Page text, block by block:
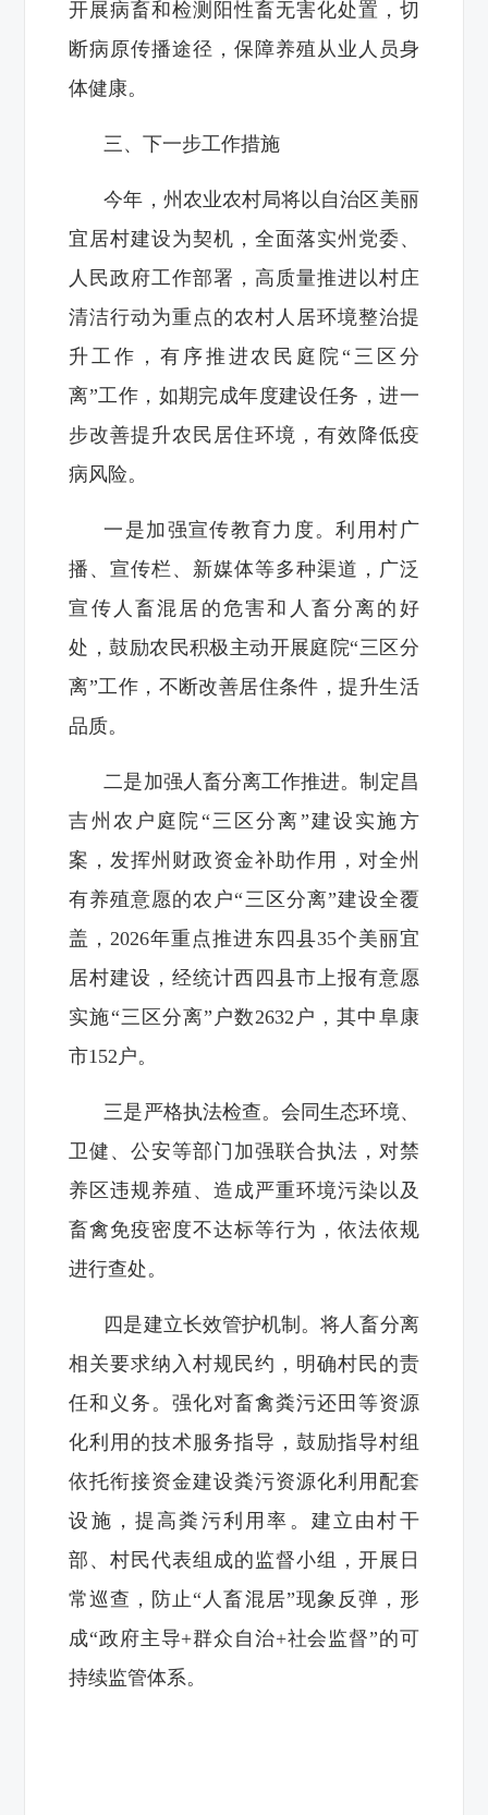
开展病畜和检测阳性畜无害化处置，切
断病原传播途径，保障养殖从业人员身
体健康。
三、下一步工作措施
今年，州农业农村局将以自治区美丽
宜居村建设为契机，全面落实州党委、
人民政府工作部署，高质量推进以村庄
清洁行动为重点的农村人居环境整治提
升工作，有序推进农民庭院“三区分
离”工作，如期完成年度建设任务，进一
步改善提升农民居住环境，有效降低疫
病风险。
一是加强宣传教育力度。利用村广
播、宣传栏、新媒体等多种渠道，广泛
宣传人畜混居的危害和人畜分离的好
处，鼓励农民积极主动开展庭院“三区分
离”工作，不断改善居住条件，提升生活
品质。
二是加强人畜分离工作推进。制定昌
吉州农户庭院“三区分离”建设实施方
案，发挥州财政资金补助作用，对全州
有养殖意愿的农户“三区分离”建设全覆
盖，2026年重点推进东四县35个美丽宜
居村建设，经统计西四县市上报有意愿
实施“三区分离”户数2632户，其中阜康
市152户。
三是严格执法检查。会同生态环境、
卫健、公安等部门加强联合执法，对禁
养区违规养殖、造成严重环境污染以及
畜禽免疫密度不达标等行为，依法依规
进行查处。
四是建立长效管护机制。将人畜分离
相关要求纳入村规民约，明确村民的责
任和义务。强化对畜禽粪污还田等资源
化利用的技术服务指导，鼓励指导村组
依托衔接资金建设粪污资源化利用配套
设施，提高粪污利用率。建立由村干
部、村民代表组成的监督小组，开展日
常巡查，防止“人畜混居”现象反弹，形
成“政府主导+群众自治+社会监督”的可
持续监管体系。